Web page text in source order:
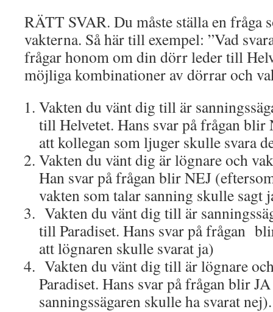
RÄTT SVAR. Du måste ställa en fråga
vakterna. Så här till exempel: ”Vad
frågar honom om din dörr leder till
möjliga kombinationer av dörrar och
Vakten du vänt dig till är
till Helvetet. Hans svar på frågan blir
att kollegan som ljuger skulle svara
Vakten du vänt dig är lögnare och
Han svar på frågan blir NEJ
vakten som talar sanning skulle sagt
Vakten du vänt dig till är
till Paradiset. Hans svar på frågan
att lögnaren skulle svarat ja)
Vakten du vänt dig till är lögnare
Paradiset. Hans svar på frågan blir
sanningssägaren skulle ha svarat nej).